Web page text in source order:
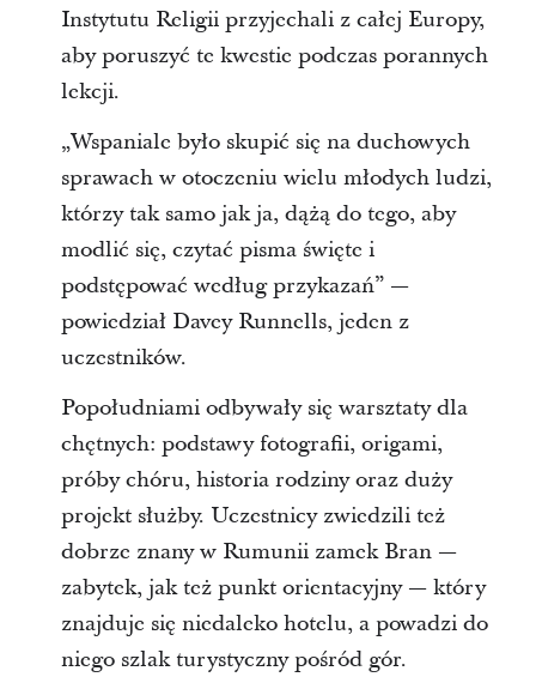
Instytutu Religii przyjechali z całej Europy,
aby poruszyć te kwestie podczas porannych
lekcji.
„Wspaniale było skupić się na duchowych
sprawach w otoczeniu wielu młodych ludzi,
którzy tak samo jak ja, dążą do tego, aby
modlić się, czytać pisma święte i
podstępować według przykazań” —
powiedział Davey Runnells, jeden z
uczestników.
Popołudniami odbywały się warsztaty dla
chętnych: podstawy fotografii, origami,
próby chóru, historia rodziny oraz duży
projekt służby. Uczestnicy zwiedzili też
dobrze znany w Rumunii zamek Bran —
zabytek, jak też punkt orientacyjny — który
znajduje się niedaleko hotelu, a powadzi do
niego szlak turystyczny pośród gór.